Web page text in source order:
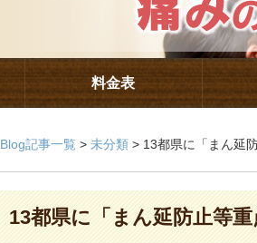
料金表
Blog記事一覧 > 未分類 > 13都県に「まん延
13都県に「まん延防止等